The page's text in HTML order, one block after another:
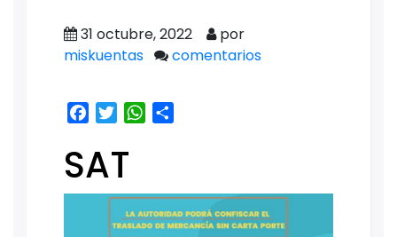
31 octubre, 2022
por
miskuentas
comentarios
Facebook
TwitterWhatsApp
SAT